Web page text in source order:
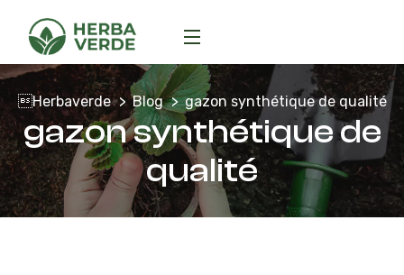
Herbaverde Blog gazon synthétique de qualité
gazon synthétique de
qualité